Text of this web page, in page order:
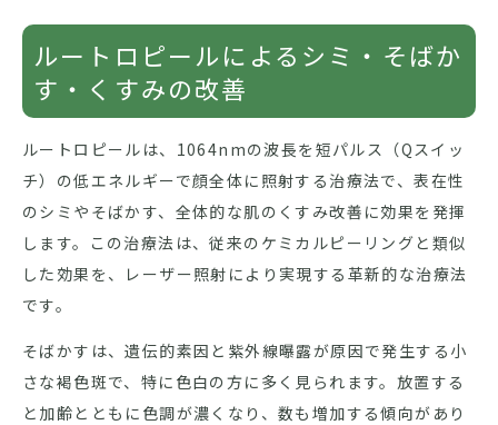
ルートロピールによるシミ・そばか
す・くすみの改善
ルートロピールは、1064nmの波長を短パルス（Qスイッ
チ）の低エネルギーで顔全体に照射する治療法で、表在性
のシミやそばかす、全体的な肌のくすみ改善に効果を発揮
します。この治療法は、従来のケミカルピーリングと類似
した効果を、レーザー照射により実現する革新的な治療法
です。
そばかすは、遺伝的素因と紫外線曝露が原因で発生する小
さな褐色斑で、特に色白の方に多く見られます。放置する
と加齢とともに色調が濃くなり、数も増加する傾向があり